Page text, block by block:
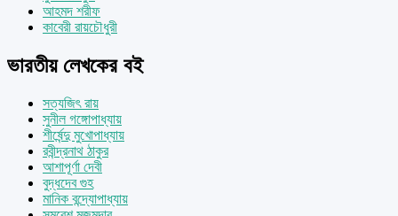
আহমদ শরীফ
কাবেরী রায়চৌধুরী
ভারতীয় লেখকের বই
সত্যজিৎ রায়
সুনীল গঙ্গোপাধ্যায়
শীর্ষেন্দু মুখোপাধ্যায়
রবীন্দ্রনাথ ঠাকুর
আশাপূর্ণা দেবী
বুদ্ধদেব গুহ
মানিক বন্দ্যোপাধ্যায়